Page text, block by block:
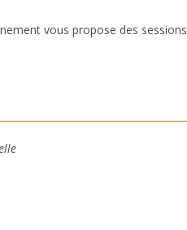
vous propose des sessions